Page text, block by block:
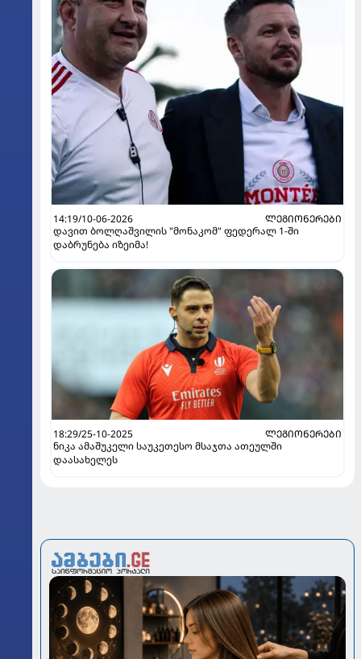
14:19/10-06-2026
ᲚᲔᲒᲘᲝᲜᲔᲠᲔᲑᲘ
დავით ბოლღაშვილის "მონაკომ" ფედერალ 1-ში
დაბრუნება იზეიმა!
18:29/25-10-2025
ᲚᲔᲒᲘᲝᲜᲔᲠᲔᲑᲘ
ნიკა ამაშუკელი საუკეთესო მსაჯთა ათეულში
დაასახელეს